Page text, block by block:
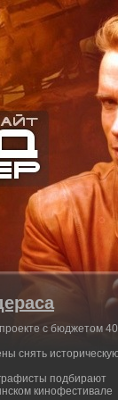
с бюджетом 40
снять
подбирают
кинофестивале